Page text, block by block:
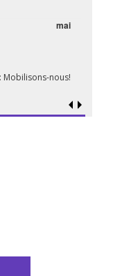
mai
Mobilisons-nous!